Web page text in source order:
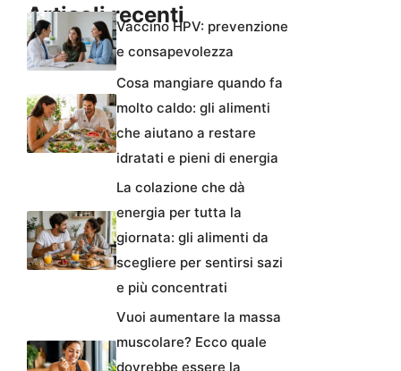
Articoli recentiVaccino HPV: prevenzione
e consapevolezza
Cosa mangiare quando fa
molto caldo: gli alimenti
che aiutano a restare
idratati e pieni di energia
La colazione che dà
energia per tutta la
giornata: gli alimenti da
scegliere per sentirsi sazi
e più concentrati
Vuoi aumentare la massa
muscolare? Ecco quale
dovrebbe essere la